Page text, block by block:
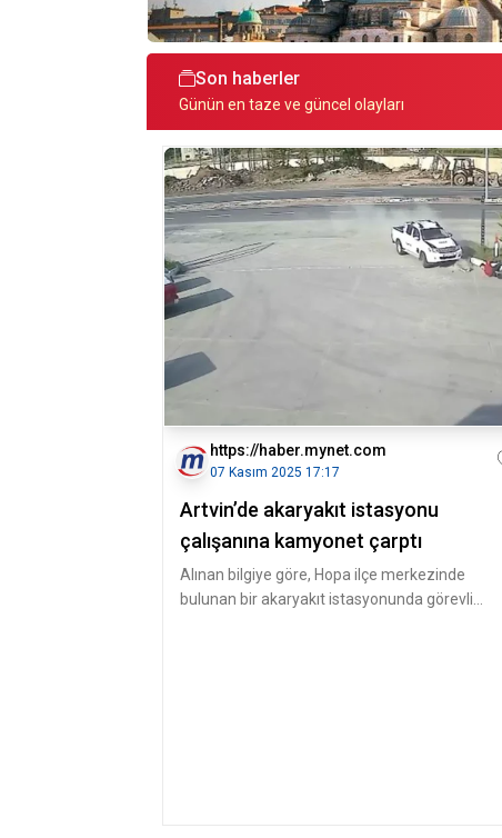
Son haberler
Günün en taze ve güncel olayları
https://haber.mynet.com
07 Kasım 2025 17:17
Artvin’de akaryakıt istasyonu
çalışanına kamyonet çarptı
Alınan bilgiye göre, Hopa ilçe merkezinde
bulunan bir akaryakıt istasyonunda görevli